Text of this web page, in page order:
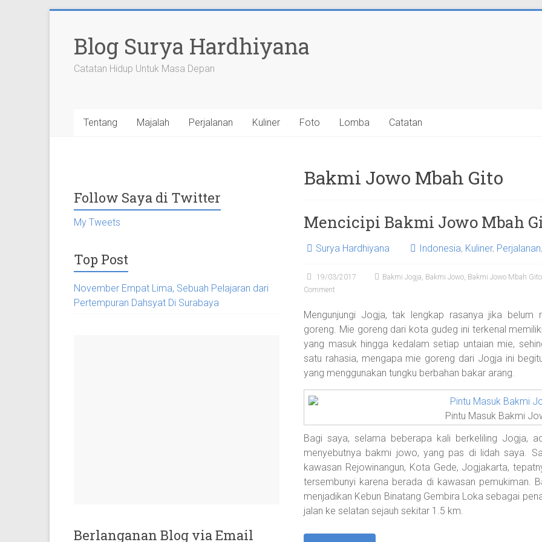
contentBlog Surya Hardhiyana
Catatan Hidup Untuk Masa Depan
Tentang Majalah Perjalanan Kuliner Foto Lomba Catatan
Bakmi Jowo Mbah Gito
Mencicipi Bakmi Jowo Mbah
Surya Hardhiyana Indonesia, Kuliner, Perjalanan,
19/03/2017 Bakmi Jogja, Bakmi Jowo, Bakmi Jowo Mbah Gito
Comment
Mengunjungi Jogja, tak lengkap rasanya jika belum
goreng. Mie goreng dari kota gudeg ini terkenal
yang masuk hingga kedalam setiap untaian mie,
satu rahasia, mengapa mie goreng dari Jogja ini
yang menggunakan tungku berbahan bakar arang.
Pintu Masuk Bakmi
Bagi saya, selama beberapa kali berkeliling Jogja,
menyebutnya bakmi jowo, yang pas di lidah saya.
kawasan Rejowinangun, Kota Gede, Jogjakarta,
tersembunyi karena berada di kawasan pemukiman.
menjadikan Kebun Binatang Gembira Loka sebagai
jalan ke selatan sejauh sekitar 1.5 km.
Follow Saya di Twitter
My Tweets
Top Post
November Empat Lima, Sebuah Pelajaran dari
Pertempuran Dahsyat Di Surabaya
Berlanganan Blog via Email